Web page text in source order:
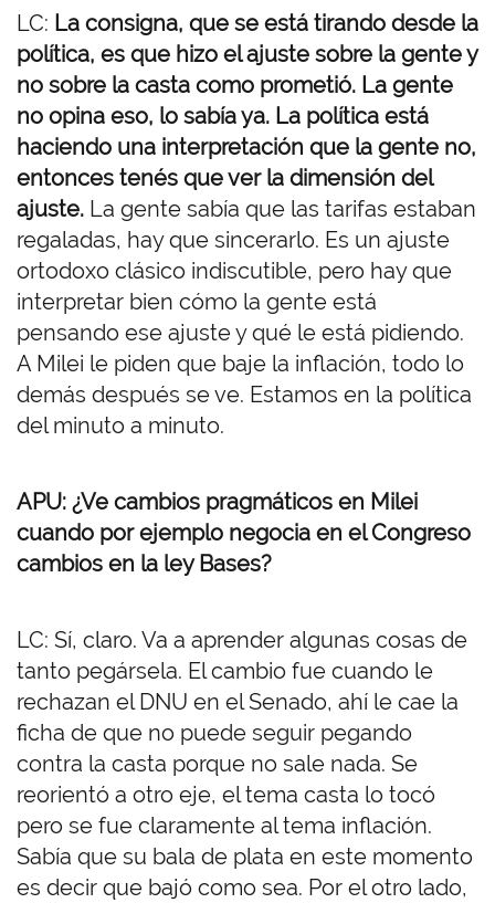
LC: La consigna, que se está tirando desde la
política, es que hizo el ajuste sobre la gente y
no sobre la casta como prometió. La gente
no opina eso, lo sabía ya. La política está
haciendo una interpretación que la gente no,
entonces tenés que ver la dimensión del
ajuste. La gente sabía que las tarifas estaban
regaladas, hay que sincerarlo. Es un ajuste
ortodoxo clásico indiscutible, pero hay que
interpretar bien cómo la gente está
pensando ese ajuste y qué le está pidiendo.
A Milei le piden que baje la inflación, todo lo
demás después se ve. Estamos en la política
del minuto a minuto.
APU: ¿Ve cambios pragmáticos en Milei
cuando por ejemplo negocia en el Congreso
cambios en la ley Bases?
LC: Sí, claro. Va a aprender algunas cosas de
tanto pegársela. El cambio fue cuando le
rechazan el DNU en el Senado, ahí le cae la
ficha de que no puede seguir pegando
contra la casta porque no sale nada. Se
reorientó a otro eje, el tema casta lo tocó
pero se fue claramente al tema inflación.
Sabía que su bala de plata en este momento
es decir que bajó como sea. Por el otro lado,